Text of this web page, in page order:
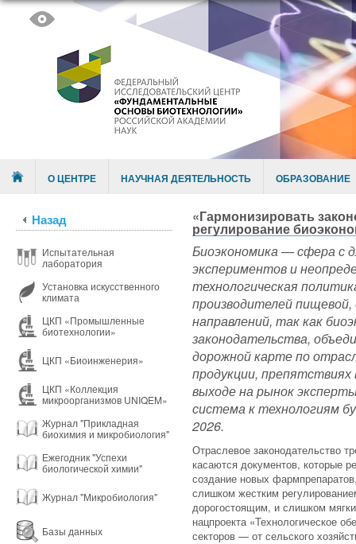
Menu О ЦЕНТРЕ НАУЧНАЯ ДЕЯТЕЛЬНОСТЬ ОБРАЗОВАНИЕ
Назад
Испытательная
лаборатория
Установка искусственного
климата
ЦКП «Промышленные
биотехнологии»
ЦКП «Биоинженерия»
ЦКП «Коллекция
микроорганизмов UNIQEM»
Журнал "Прикладная
биохимия и микробиология"
Ежегодник "Успехи
биологической химии"
Журнал "Микробиология"
Базы данных
«Гармонизировать
регулирование
Биоэкономика — сфера с
экспериментов и
технологическая
производителей пищевой,
направлений, так как
законодательства,
дорожной карте по
продукции,
выходе на рынок
система к технологиям
2026.
Отраслевое законодательство
касаются документов, которые
создание новых
слишком жестким
дорогостоящим, и слишком
нацпроекта «Технологическое
секторов — от сельского